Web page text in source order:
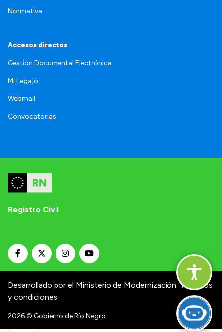
Normativa
Accesos directos
Gestión Documental Electrónica
Mi Legajo
Webmail
Convocatorias
Registro Civil
Desarrollado por el Ministerio de Modernización. Términos
y condiciones
2026© Gobierno de Río Negro